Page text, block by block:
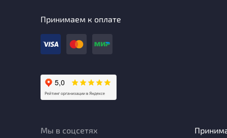
Принимаем к оплате
Мы в соцсетях